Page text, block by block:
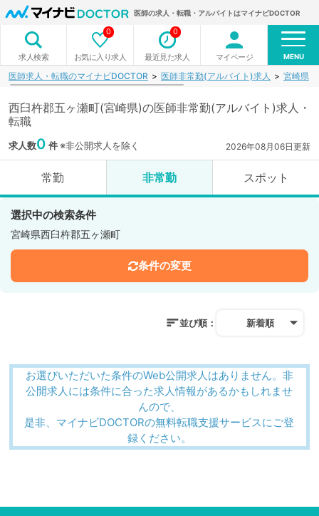
医師の求人・転職・アルバイトはマイナビDOCTOR
求人検索 お気に入り求人
0
最近見た求人
0
マイページ MENU
医師求人・転職のマイナビDOCTOR 医師非常勤(アルバイト)求人 宮崎県
西臼杵郡五ヶ瀬町(宮崎県)の医師非常勤(アルバイト)求人・
転職
求人数0 件※非公開求人を除く 2026年08月06日更新
常勤 非常勤 スポット
選択中の検索条件
宮崎県西臼杵郡五ヶ瀬町
条件の変更
並び順： 新着順
お選びいただいた条件のWeb公開求人はありません。非
公開求人には条件に合った求人情報があるかもしれませ
んので、
是非、マイナビDOCTORの無料転職支援サービスにご登
録ください。